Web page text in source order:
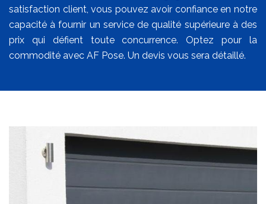
satisfaction client, vous pouvez avoir confiance en notre
capacité à fournir un service de qualité supérieure à des
prix qui défient toute concurrence. Optez pour la
commodité avec AF Pose. Un devis vous sera détaillé.